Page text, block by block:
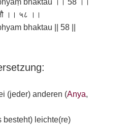
।। ५८ ।।
bhaktau || 58 ||
(jeder) anderen (Anya,
besteht) leichte(re)